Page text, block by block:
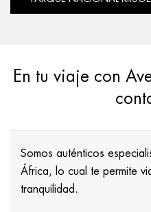
En tu viaje con
Somos auténticos
África, lo cual te permite
tranquilidad.